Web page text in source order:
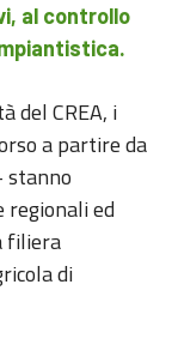
al controllo
del CREA, i
a partire da
stanno
regionali ed
filiera
di